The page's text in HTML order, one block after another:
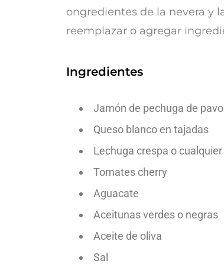
ongredientes de la nevera y
reemplazar o agregar
Ingredientes
Jamón de pechuga de pavo
Queso blanco en tajadas
Lechuga crespa o
Tomates cherry
Aguacate
Aceitunas verdes o negras
Aceite de oliva
Sal